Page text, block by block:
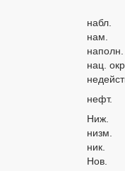
набл.
нам.
наполн.
нац. окр.
нефт.
Ниж.
низм.
ник.
Нов.